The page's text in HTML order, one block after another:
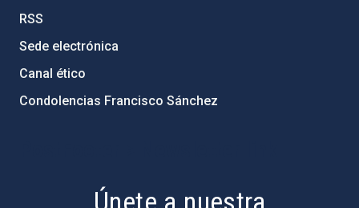
RSS
Sede electrónica
Canal ético
Condolencias Francisco Sánchez
Únete a nuestra